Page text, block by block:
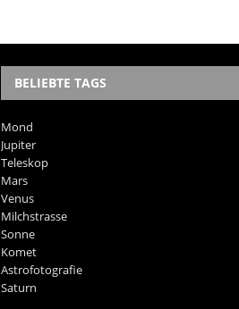
BELIEBTE TAGS
Mond
Jupiter
Teleskop
Mars
Venus
Milchstrasse
Sonne
Komet
Astrofotografie
Saturn